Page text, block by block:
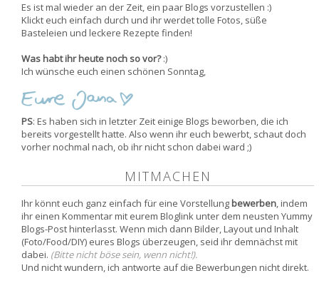
Es ist mal wieder an der Zeit, ein paar Blogs vorzustellen :)
Klickt euch einfach durch und ihr werdet tolle Fotos, süße
Basteleien und leckere Rezepte finden!
Was habt ihr heute noch so vor?:)
Ich wünsche euch einen schönen Sonntag,
PS: Es haben sich in letzter Zeit einige Blogs beworben, die ich
bereits vorgestellt hatte. Also wenn ihr euch bewerbt, schaut doch
vorher nochmal nach, ob ihr nicht schon dabei ward ;)
MITMACHEN
Ihr könnt euch ganz einfach für eine Vorstellungbewerben, indem
ihr einen Kommentar mit eurem Bloglink unter dem neusten Yummy
Blogs-Post hinterlasst. Wenn mich dann Bilder, Layout und Inhalt
(Foto/Food/DIY) eures Blogs überzeugen, seid ihr demnächst mit
dabei. (Bitte nicht böse sein, wenn nicht!).
Und nicht wundern, ich antworte auf die Bewerbungen nicht direkt.